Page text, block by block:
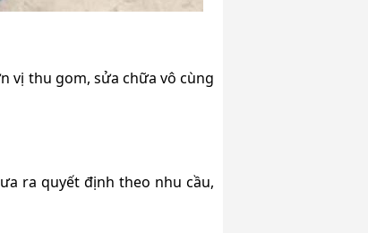
vị thu gom, sửa chữa vô cùng
ra quyết định theo nhu cầu,